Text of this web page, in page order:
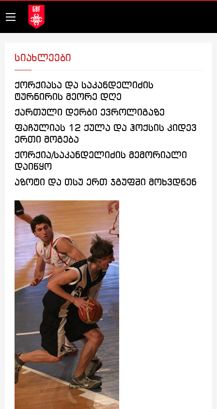
სიახლეები
ქორქიასა და საკანდელიძის
ტურნირის მეორე დღე
ქართული დერბი ევროლიგაზე
ფაჩულიას 12 ქულა და ჰოქსის კიდევ
ერთი მოგება
ქორქია/საკანდელიძის მემორიალი
დაიწყო
აზოტი და თსუ ერთ ჯგუფში მოხვდნენ